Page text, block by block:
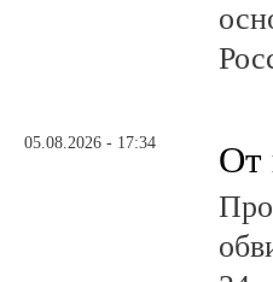
05.08.2026 - 17:34 От